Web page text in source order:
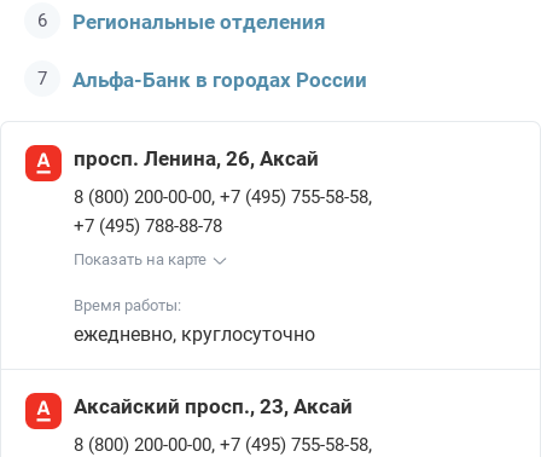
Региональные отделения
Альфа-Банк в городах России
просп. Ленина, 26, Аксай
8 (800) 200-00-00, +7 (495) 755-58-58,
+7 (495) 788-88-78
Показать на карте
Время работы:
ежедневно, круглосуточно
Аксайский просп., 23, Аксай
8 (800) 200-00-00, +7 (495) 755-58-58,